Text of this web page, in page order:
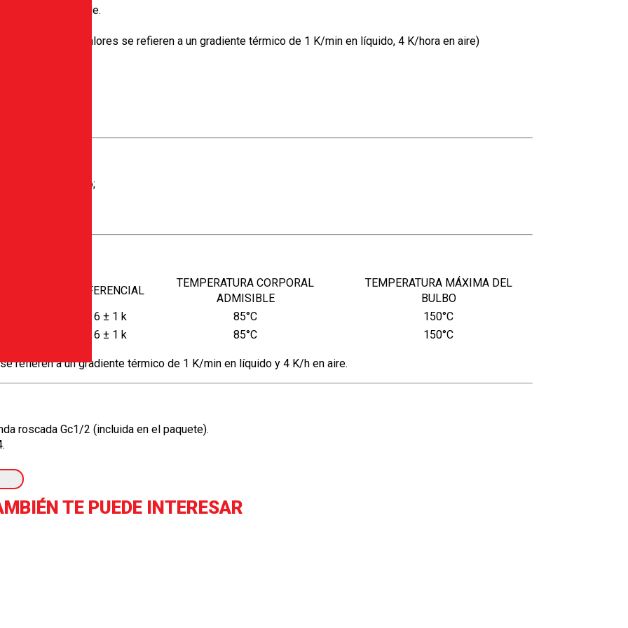
y auto-extinguible.
la escala, los valores se refieren a un gradiente térmico de 1 K/min en líquido, 4 K/hora en aire)
60730-2-9;
chapados en oro;
DIFERENCIAL
TEMPERATURA CORPORAL
ADMISIBLE
TEMPERATURA MÁXIMA DEL
BULBO
6 ± 1 k 85°C
150°C
6 ± 1 k 85°C 150°C
refieren a un gradiente térmico de 1 K/min en líquido y 4 K/h en aire.
roscada Gc1/2 (incluida en el paquete).
TE PUEDE INTERESAR